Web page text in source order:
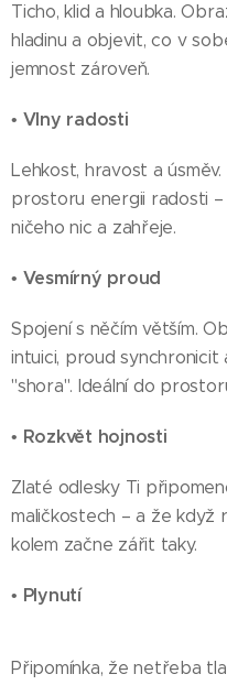
Ticho, klid a hloubka.
hladinu a objevit, co v
jemnost zároveň.
• Vlny radosti
Lehkost, hravost a
prostoru energii radosti
ničeho nic a zahřeje.
• Vesmírný proud
Spojení s něčím větším.
intuici, proud synchronicit
"shora". Ideální do
• Rozkvět hojnosti
Zlaté odlesky Ti
maličkostech – a že když
kolem začne zářit taky.
• Plynutí
Připomínka, že netřeba